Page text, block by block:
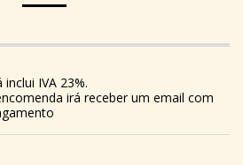
IVA 23%.
irá receber um email com